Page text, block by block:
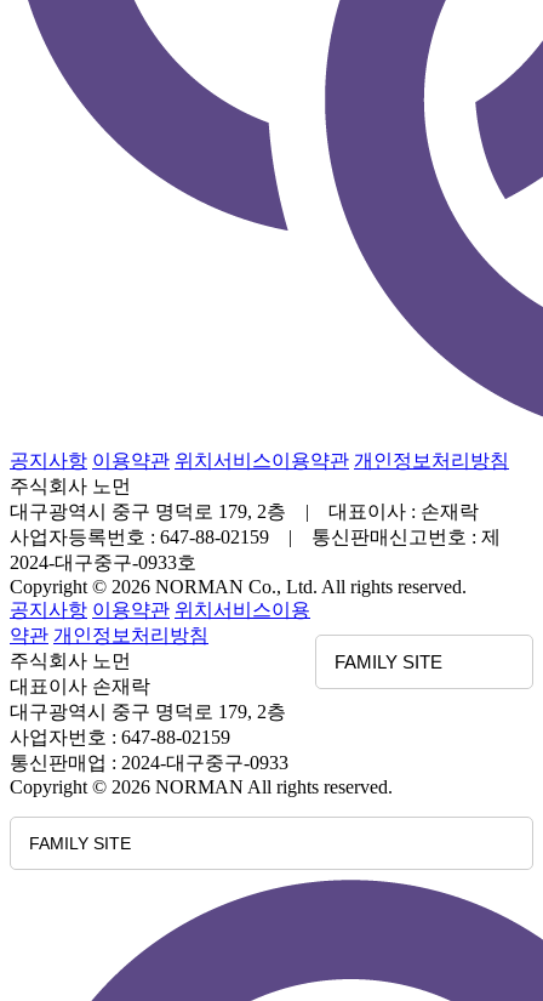
공지사항 이용약관 위치서비스이용약관 개인정보처리방침
주식회사 노먼
대구광역시 중구 명덕로 179, 2층 | 대표이사 : 손재락
사업자등록번호 : 647-88-02159 | 통신판매신고번호 : 제
2024-대구중구-0933호
Copyright © 2026 NORMAN Co., Ltd. All rights reserved.
FAMILY SITE
공지사항 이용약관 위치서비스이용
약관 개인정보처리방침
주식회사 노먼
대표이사 손재락
대구광역시 중구 명덕로 179, 2층
사업자번호 : 647-88-02159
통신판매업 : 2024-대구중구-0933
Copyright © 2026 NORMAN All rights reserved.
FAMILY SITE